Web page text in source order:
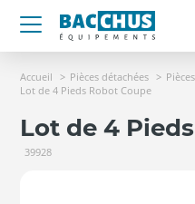
Accueil Pièces détachées
Lot de 4 Pieds Robot Coupe
Lot de 4
39928